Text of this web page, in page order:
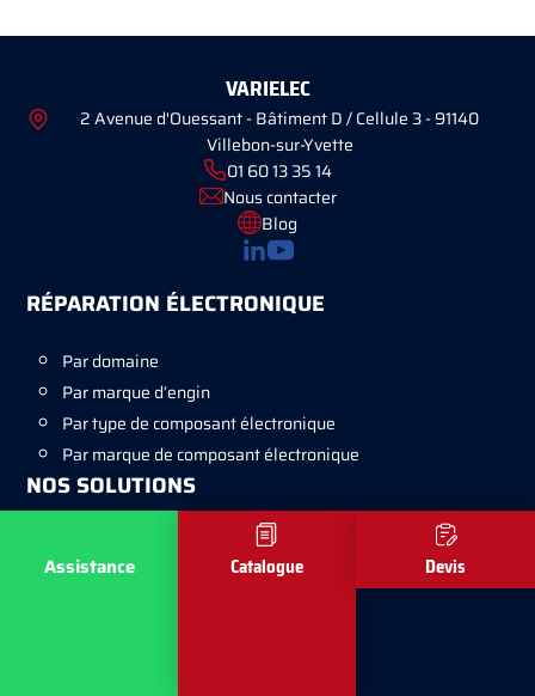
Assistance Catalogue Devis
VARIELEC
2 Avenue d'Ouessant - Bâtiment D / Cellule 3 - 91140
Villebon-sur-Yvette
01 60 13 35 14
Nous contacter
Blog
RÉPARATION ÉLECTRONIQUE
Par domaine
Par marque d’engin
Par type de composant électronique
Par marque de composant électronique
NOS SOLUTIONS
Sécurité homme / machine